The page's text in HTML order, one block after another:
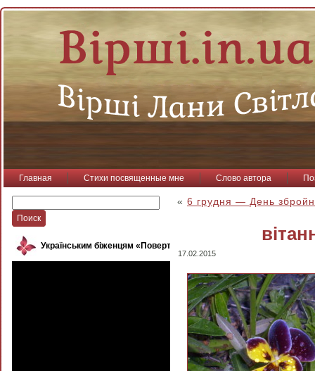
Главная Стихи посвященные мне Слово автора
Українським біженцям «Повертайся, пташко»
« 6 грудня — День
17.02.2015